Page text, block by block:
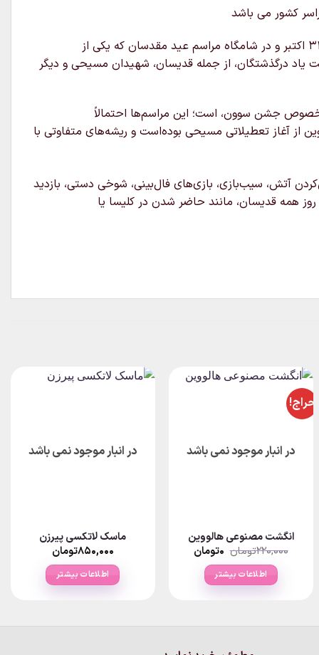
(Hallows’ Evening) به معنای عصر قدیسان است، جشنی است که در ۳۱ اکتبر و در شامگاه مراسم عید مقدسان که یکی از
یاد درگذشتگان، از جمله قدیسان، شهیدان مسیحی و دیگر
خصوص جشن سوون، است؛ این مراسم‌ها احتمالاً
از آغاز تعطیلاتی مسیحی بوده‌است و ریشه‌های متفاوتی با
آتش، سیب‌بازی، بازی‌های فال‌بینی، شوخی دستی، بازدید
همه قدیسان، مانند حاضر شدن در کلیسا یا
حراج!
در انبار موجود نمی باشد
انگشت مصنوعی هالووین
۲۲۰,۰۰۰تومان قیمت
اصلی:
بود.
۰تومانقیمت
فعلی:
اطلاعات بیشتر
در انبار موجود نمی باشد
ماسک لاتکسی پیرزن
۸۵۰,۰۰۰تومان
اطلاعات بیشتر